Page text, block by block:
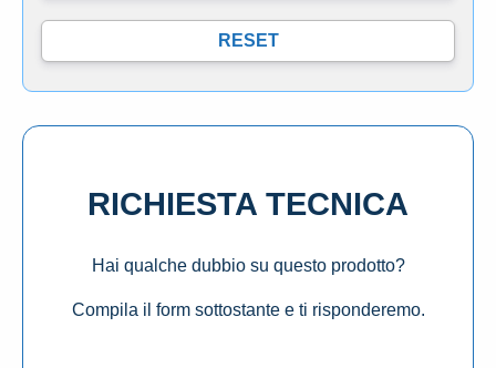
RICHIESTA TECNICA
Hai qualche dubbio su questo prodotto?
Compila il form sottostante e ti risponderemo.